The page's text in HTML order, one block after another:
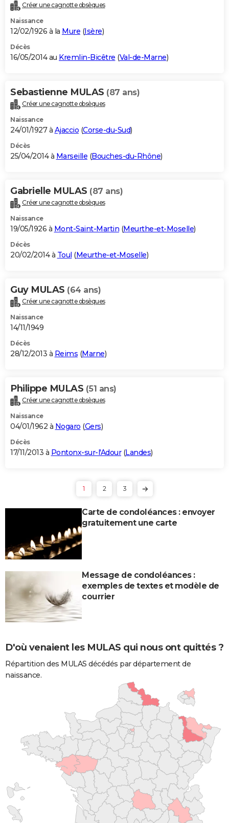
Créer une cagnotte obsèques
Naissance
12/02/1926 à la Mure (Isère)
Décès
16/05/2014 au Kremlin-Bicêtre (Val-de-Marne)
Sebastienne MULAS (87 ans)
Créer une cagnotte obsèques
Naissance
24/01/1927 à Ajaccio (Corse-du-Sud)
Décès
25/04/2014 à Marseille (Bouches-du-Rhône)
Gabrielle MULAS (87 ans)
Créer une cagnotte obsèques
Naissance
19/05/1926 à Mont-Saint-Martin (Meurthe-et-Moselle)
Décès
20/02/2014 à Toul (Meurthe-et-Moselle)
Guy MULAS (64 ans)
Créer une cagnotte obsèques
Naissance
14/11/1949
Décès
28/12/2013 à Reims (Marne)
Philippe MULAS (51 ans)
Créer une cagnotte obsèques
Naissance
04/01/1962 à Nogaro (Gers)
Décès
17/11/2013 à Pontonx-sur-l'Adour(Landes)
1 2 3
Carte de condoléances : envoyer
gratuitement une carte
Message de condoléances :
exemples de textes et modèle de
courrier
D'où venaient les MULAS qui nous ont quittés ?
Répartition des MULAS décédés par département de
naissance.